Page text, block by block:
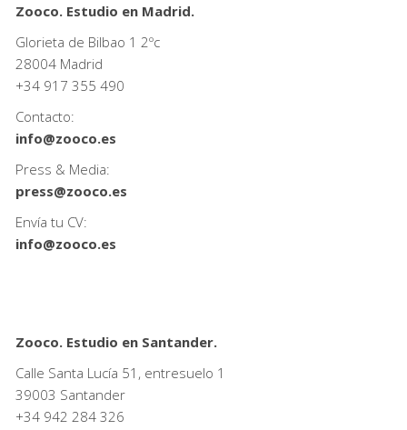
Zooco. Estudio en Madrid.
Glorieta de Bilbao 1 2ºc
28004 Madrid
+34 917 355 490
Contacto:
info@zooco.es
Press & Media:
press@zooco.es
Envía tu CV:
info@zooco.es
Zooco. Estudio en Santander.
Calle Santa Lucía 51, entresuelo 1
39003 Santander
+34 942 284 326